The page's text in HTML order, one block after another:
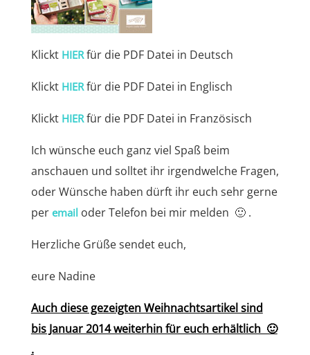
Klickt HIER für die PDF Datei in Deutsch
Klickt HIER für die PDF Datei in Englisch
Klickt HIERfür die PDF Datei in Französisch
Ich wünsche euch ganz viel Spaß beim
anschauen und solltet ihr irgendwelche Fragen,
oder Wünsche haben dürft ihr euch sehr gerne
per email oder Telefon bei mir melden 🙂 .
Herzliche Grüße sendet euch,
eure Nadine
Auch diese gezeigten Weihnachtsartikel sind
bis Januar 2014 weiterhin für euch erhältlich 🙂
.